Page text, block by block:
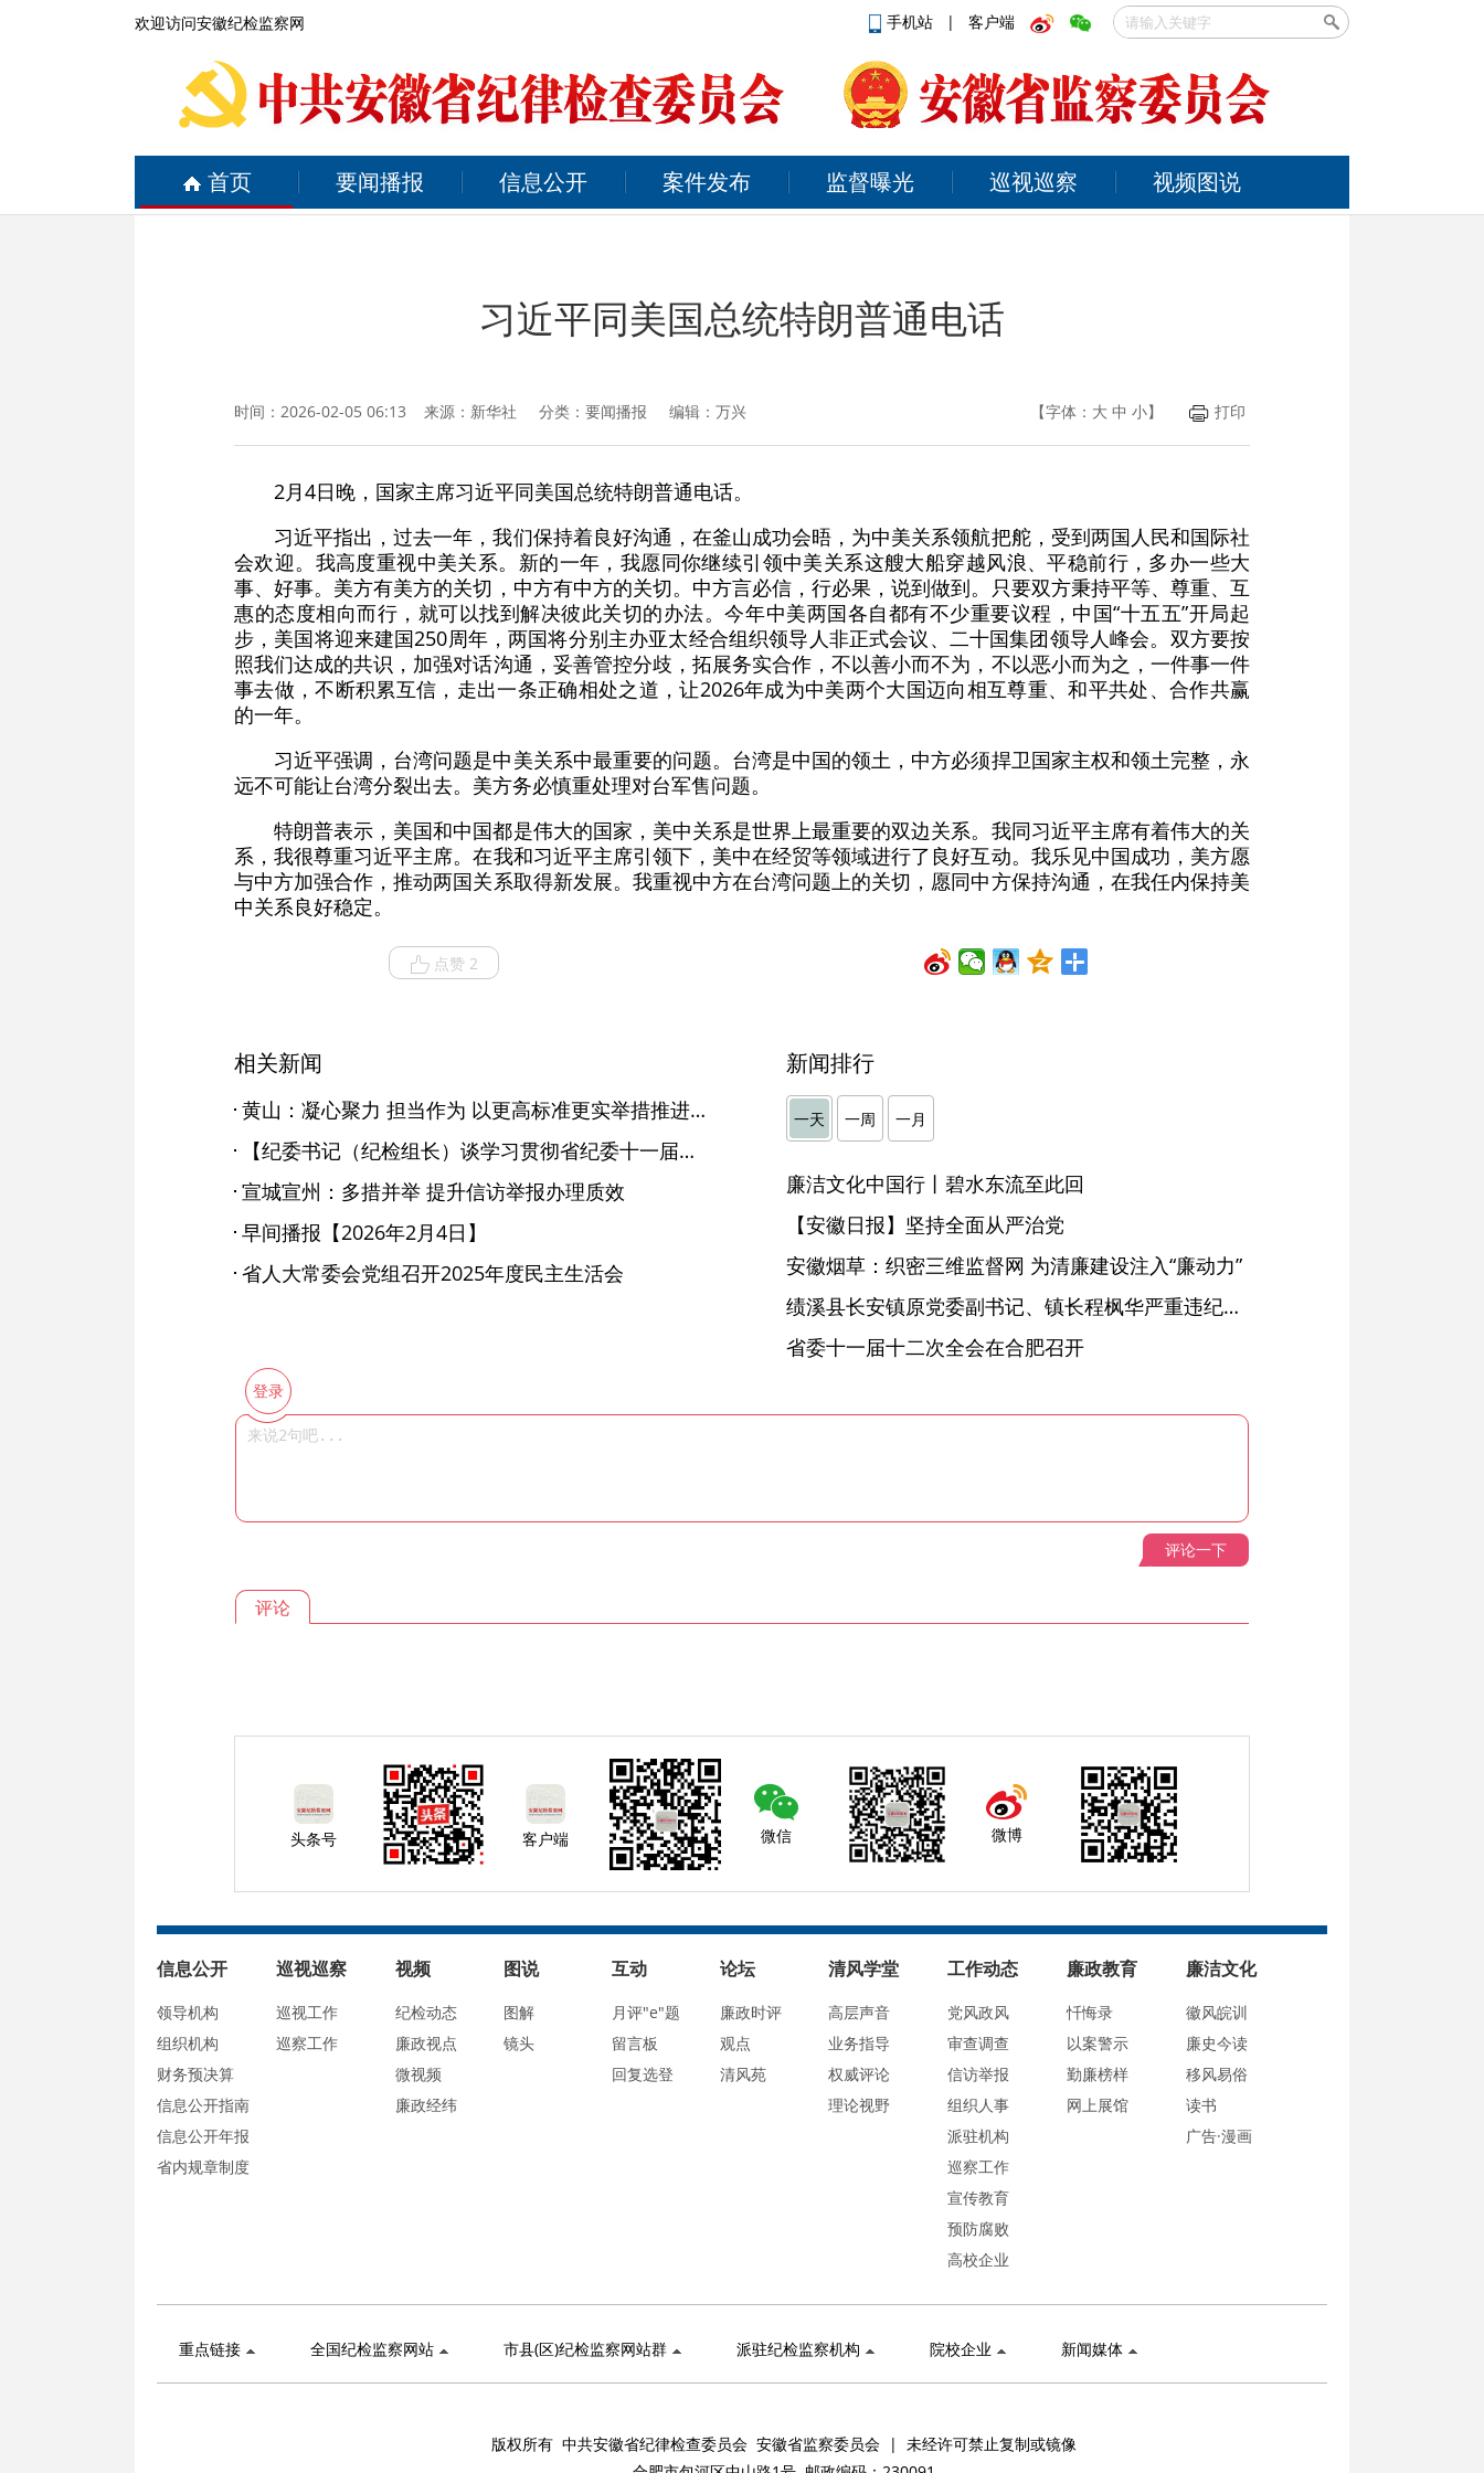
欢迎访问安徽纪检监察网 手机站 | 客户端
首页 要闻播报 信息公开 案件发布 监督曝光 巡视巡察 视频图说
习近平同美国总统特朗普通电话
时间：2026-02-05 06:13 来源： 新华社 分类：要闻播报 编辑：万兴 【字体： 大 中 小】 打印
2月4日晚，国家主席习近平同美国总统特朗普通电话。
习近平指出，过去一年，我们保持着良好沟通，在釜山成功会晤，为中美关系领航把舵，受到两国人民和国际社
会欢迎。我高度重视中美关系。新的一年，我愿同你继续引领中美关系这艘大船穿越风浪、平稳前行，多办一些大
事、好事。美方有美方的关切，中方有中方的关切。中方言必信，行必果，说到做到。只要双方秉持平等、尊重、互
惠的态度相向而行，就可以找到解决彼此关切的办法。今年中美两国各自都有不少重要议程，中国“十五五”开局起
步，美国将迎来建国250周年，两国将分别主办亚太经合组织领导人非正式会议、二十国集团领导人峰会。双方要按
照我们达成的共识，加强对话沟通，妥善管控分歧，拓展务实合作，不以善小而不为，不以恶小而为之，一件事一件
事去做，不断积累互信，走出一条正确相处之道，让2026年成为中美两个大国迈向相互尊重、和平共处、合作共赢
的一年。
习近平强调，台湾问题是中美关系中最重要的问题。台湾是中国的领土，中方必须捍卫国家主权和领土完整，永
远不可能让台湾分裂出去。美方务必慎重处理对台军售问题。
特朗普表示，美国和中国都是伟大的国家，美中关系是世界上最重要的双边关系。我同习近平主席有着伟大的关
系，我很尊重习近平主席。在我和习近平主席引领下，美中在经贸等领域进行了良好互动。我乐见中国成功，美方愿
与中方加强合作，推动两国关系取得新发展。我重视中方在台湾问题上的关切，愿同中方保持沟通，在我任内保持美
中关系良好稳定。
点赞 2
相关新闻
黄山：凝心聚力 担当作为 以更高标准更实举措推进全面从严治党
【纪委书记（纪检组长）谈学习贯彻省纪委十一届六次全会精神】蚌埠：以更加有力有效政治监督保障“十五五”顺利开局起步
宣城宣州：多措并举 提升信访举报办理质效
早间播报【2026年2月4日】
省人大常委会党组召开2025年度民主生活会
新闻排行
一天 一周 一月
廉洁文化中国行丨碧水东流至此回
【安徽日报】坚持全面从严治党
安徽烟草：织密三维监督网 为清廉建设注入“廉动力”
绩溪县长安镇原党委副书记、镇长程枫华严重违纪违法被开除党籍和公职
省委十一届十二次全会在合肥召开
登录
评论一下
评论
头条号 客户端 微信 微博
信息公开
领导机构
组织机构
财务预决算
信息公开指南
信息公开年报
省内规章制度
巡视巡察
巡视工作
巡察工作
视频
纪检动态
廉政视点
微视频
廉政经纬
图说
图解
镜头
互动
月评"e"题
留言板
回复选登
论坛
廉政时评
观点
清风苑
清风学堂
高层声音
业务指导
权威评论
理论视野
工作动态
党风政风
审查调查
信访举报
组织人事
派驻机构
巡察工作
宣传教育
预防腐败
高校企业
廉政教育
忏悔录
以案警示
勤廉榜样
网上展馆
廉洁文化
徽风皖训
廉史今读
移风易俗
读书
广告·漫画
重点链接 全国纪检监察网站 市县(区)纪检监察网站群 派驻纪检监察机构 院校企业 新闻媒体
版权所有 中共安徽省纪律检查委员会 安徽省监察委员会 | 未经许可禁止复制或镜像